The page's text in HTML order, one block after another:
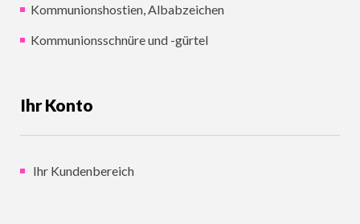
Kommunionshostien, Albabzeichen
Kommunionsschnüre und -gürtel
Ihr Konto
Ihr Kundenbereich